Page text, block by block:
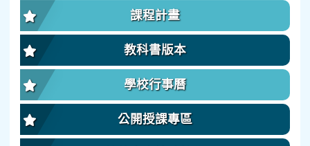
課程計畫
教科書版本
學校行事曆
公開授課專區